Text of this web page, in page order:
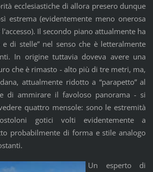
ecclesiastiche di allora presero dunque
estrema (evidentemente meno onerosa
Il secondo piano attualmente ha
di stelle” nel senso che è letteralmente
In origine tuttavia doveva avere una
che è rimasto - alto più di tre metri, ma,
attualmente ridotto a “parapetto” al
di ammirare il favoloso panorama - si
quattro mensole: sono le estremità
gotici volti evidentemente a
probabilmente di forma e stile analogo
Un esperto di